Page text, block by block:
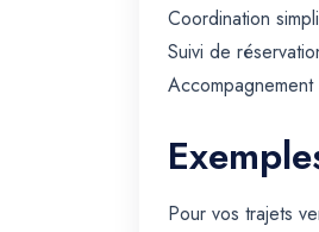
Coordination
Suivi de
Pour vos trajets